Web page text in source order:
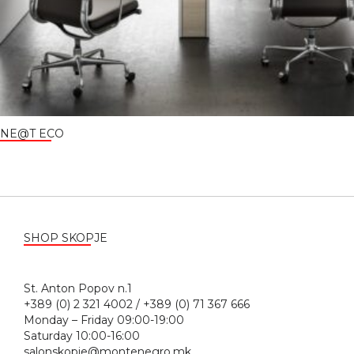
NE@T ECO
SHOP SKOPJE
St. Anton Popov n.1
+389 (0) 2 321 4002 / +389 (0) 71 367 666
Monday – Friday 09:00-19:00
Saturday 10:00-16:00